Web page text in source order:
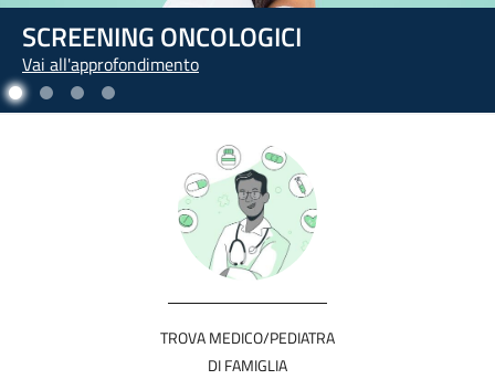
L'ARTE DI PRENDERSI CURA DI SÉ
Vai all'approfondimento
TROVA MEDICO/PEDIATRA
DI FAMIGLIA